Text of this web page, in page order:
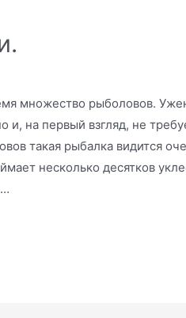
множество рыболовов.
и, на первый взгляд, не
такая рыбалка видится
несколько десятков